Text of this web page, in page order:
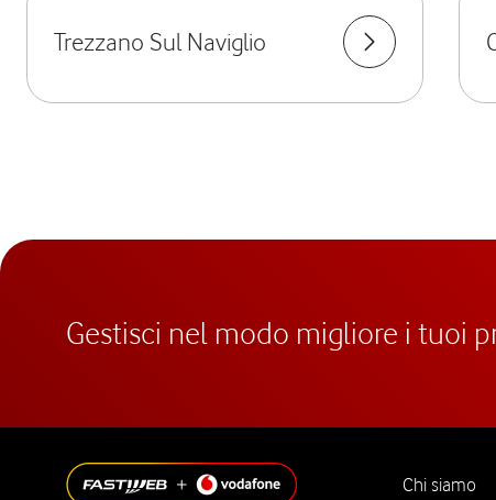
Trezzano Sul Naviglio
Gestisci nel modo migliore i tuoi
Chi siamo